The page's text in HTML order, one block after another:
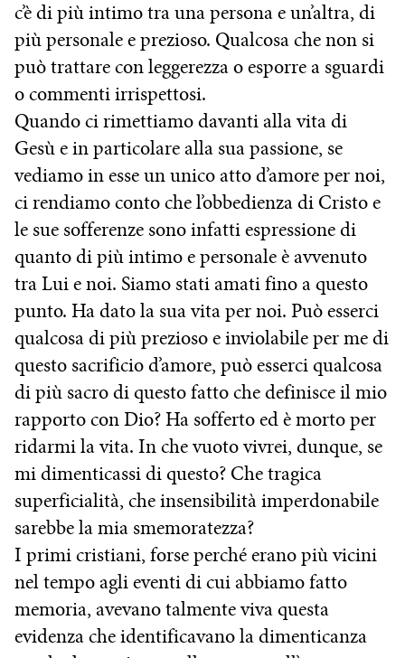
c’è di più intimo tra una persona e un’altra, di
più personale e prezioso. Qualcosa che non si
può trattare con leggerezza o esporre a sguardi
o commenti irrispettosi.
Quando ci rimettiamo davanti alla vita di
Gesù e in particolare alla sua passione, se
vediamo in esse un unico atto d’amore per noi,
ci rendiamo conto che l’obbedienza di Cristo e
le sue sofferenze sono infatti espressione di
quanto di più intimo e personale è avvenuto
tra Lui e noi. Siamo stati amati fino a questo
punto. Ha dato la sua vita per noi. Può esserci
qualcosa di più prezioso e inviolabile per me di
questo sacrificio d’amore, può esserci qualcosa
di più sacro di questo fatto che definisce il mio
rapporto con Dio? Ha sofferto ed è morto per
ridarmi la vita. In che vuoto vivrei, dunque, se
mi dimenticassi di questo? Che tragica
superficialità, che insensibilità imperdonabile
sarebbe la mia smemoratezza?
I primi cristiani, forse perché erano più vicini
nel tempo agli eventi di cui abbiamo fatto
memoria, avevano talmente viva questa
evidenza che identificavano la dimenticanza